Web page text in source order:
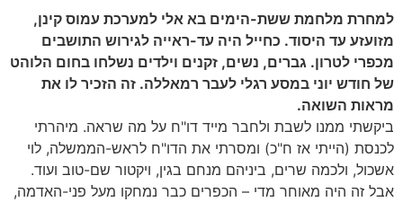
למחרת מלחמת ששת-הימים בא אלי למערכת עמוס קינן,
מזועזע עד היסוד. כחייל היה עד-ראייה לגירוש התושבים
מכפרי לטרון. גברים, נשים, זקנים וילדים נשלחו בחום הלוהט
של חודש יוני במסע רגלי לעבר רמאללה. זה הזכיר לו את
מראות השואה.
ביקשתי ממנו לשבת ולחבר מייד דו"ח על מה שראה. מיהרתי
לכנסת (הייתי אז ח"כ) ומסרתי את הדו"ח לראש-הממשלה, לוי
אשכול, ולכמה שרים, ביניהם מנחם בגין, ויקטור שם-טוב ועוד.
אבל זה היה מאוחר מדי – הכפרים כבר נמחקו מעל פני-האדמה,